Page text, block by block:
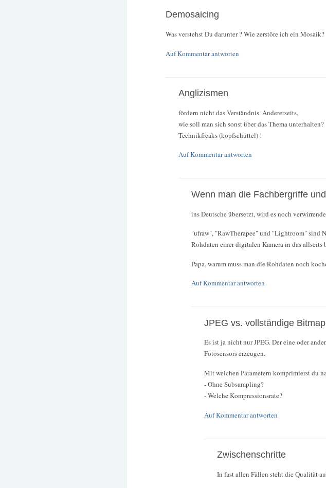
Demosaicing
Was verstehst Du darunter ? Wie zerstöre ich ein Mosaik?
Auf Kommentar antworten
Anglizismen
fördern nicht das Verständnis. Andererseits,
wie soll man sich sonst über das Thema unterhalten?
Technikfreaks (kopfschüttel) !
Auf Kommentar antworten
Wenn man die Fachbergriffe
ins Deutsche übersetzt, wird es noch
"ufraw", "RawTherapee" und "Lightroom" sind
Rohdaten einer digitalen Kamera in das allseits
Papa, warum muss man die Rohdaten noch
Auf Kommentar antworten
JPEG vs. vollständige Bitmap
Es ist ja nicht nur JPEG. Der eine oder
Fotosensors erzeugen.
Mit welchen Parametern komprimierst du
- Ohne Subsampling?
- Welche Kompressionsrate?
Auf Kommentar antworten
Zwischenschritte
In fast allen Fällen steht die Qualität